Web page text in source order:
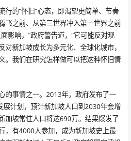
行的“怀旧”心态，即渴望更简单、节奏
飞之前、从第三世界冲入第一世界之前
影响，”政府警告道，“它可能反对现
对新加坡成长为多元化、全球化城市，
。我们在研究怎样做可以把这种怀旧情
的事情之一。2013年，政府发布了一
展计划，预计新加坡人口到2030年会增
加坡常住人口将达690万。结果爆发了
，有4000人参加，成为新加坡史上最